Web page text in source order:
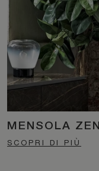
MENSOLA ZEN
SCOPRI DI PIÙ